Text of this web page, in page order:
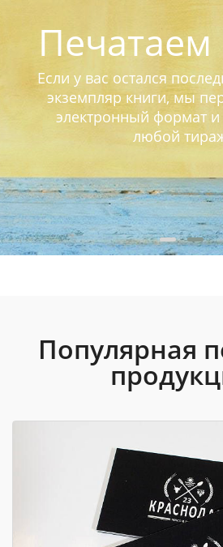
Печатаем
Если у вас остался
экземпляр книги, мы
электронный формат
любой
Популярная